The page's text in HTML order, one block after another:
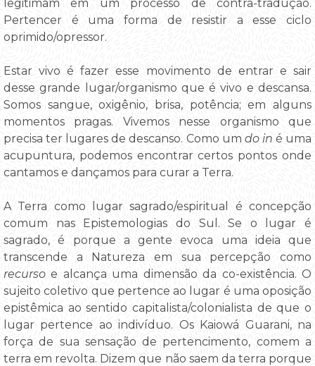
legitimam em um processo de contra-tradução.
Pertencer é uma forma de resistir a esse ciclo
oprimido/opressor.
Estar vivo é fazer esse movimento de entrar e sair
desse grande lugar/organismo que é vivo e descansa.
Somos sangue, oxigênio, brisa, potência; em alguns
momentos pragas. Vivemos nesse organismo que
precisa ter lugares de descanso. Como um do in é uma
acupuntura, podemos encontrar certos pontos onde
cantamos e dançamos para curar a Terra.
A Terra como lugar sagrado/espiritual é concepção
comum nas Epistemologias do Sul. Se o lugar é
sagrado, é porque a gente evoca uma ideia que
transcende a Natureza em sua percepção como
recurso e alcança uma dimensão da co-existência. O
sujeito coletivo que pertence ao lugar é uma oposição
epistêmica ao sentido capitalista/colonialista de que o
lugar pertence ao indivíduo. Os Kaiowá Guarani, na
força de sua sensação de pertencimento, comem a
terra em revolta. Dizem que não saem da terra porque